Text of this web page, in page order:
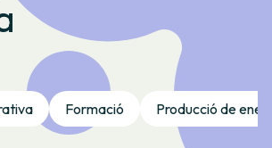
Formació Producció de